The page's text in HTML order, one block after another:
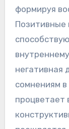
формируя
Позитивные
негативная
сомнениям
процветает